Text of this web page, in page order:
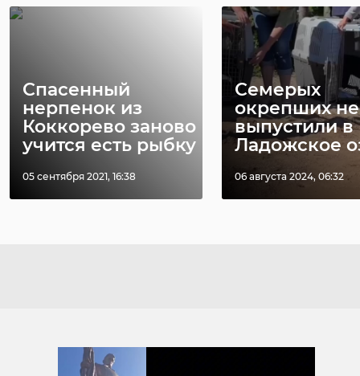
Спасенный
нерпенок из
Коккорево заново
учится есть рыбку
05 сентября 2021, 16:38
Семерых
окрепших
выпустили в
Ладожское
06 августа 2024, 06:32